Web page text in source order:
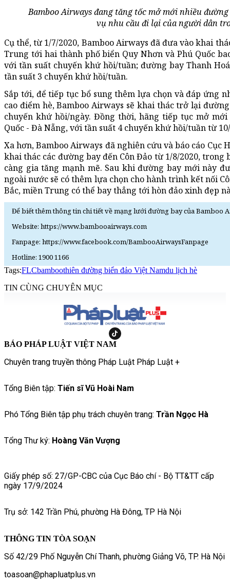
Bamboo Airways đang tăng tốc mở mới nhiều
vụ nhu cầu đi lại của người dân
Cụ thể, từ 1/7/2020, Bamboo Airways đã đưa vào khai
Trung tới hai thành phố biển Quy Nhơn và Phú Quốc
với tần suất chuyến khứ hồi/tuần; đường bay Thanh
tần suất 3 chuyến khứ hồi/tuần.
Sắp tới, để tiếp tục bổ sung thêm lựa chọn và đáp ứng
cao điểm hè, Bamboo Airways sẽ khai thác trở lại
chuyến khứ hồi/ngày. Đồng thời, hãng tiếp tục mở
Quốc - Đà Nẵng, với tần suất 4 chuyến khứ hồi/tuần từ
Xa hơn, Bamboo Airways đã nghiên cứu và báo cáo Cục
khai thác các đường bay đến Côn Đảo từ 1/8/2020, trong
càng gia tăng mạnh mẽ. Sau khi đường bay mới này
ngoài nước sẽ có thêm lựa chọn cho hành trình kết nối
Bắc, miền Trung có thể bay thẳng tới hòn đảo xinh đẹp
Để biết thêm thông tin chi tiết về mạng lưới đường bay của Bamboo
Website: https://www.bambooairways.com
Fanpage: https://www.facebook.com/BambooAirwaysFanpage
Hotline: 1900 1166
Tags:FLCbamboothiên đường biển đảo Việt Namdu lịch hè
TIN CÙNG CHUYÊN MỤC
BÁO PHÁP LUẬT VIỆT NAM
Chuyên trang truyền thông Pháp Luật Pháp Luật +
Tổng Biên tập: Tiến sĩ Vũ Hoài Nam
Phó Tổng Biên tập phụ trách chuyên trang: Trần Ngọc Hà
Tổng Thư ký: Hoàng Văn Vượng
Giấy phép số: 27/GP-CBC của Cục Báo chí - Bộ TT&TT cấp
ngày 17/9/2024
Trụ sở: 142 Trần Phú, phường Hà Đông, TP Hà Nội
THÔNG TIN TÒA SOẠN
Số 42/29 Phố Nguyễn Chí Thanh, phường Giảng Võ, TP. Hà Nội
toasoan@phapluatplus.vn